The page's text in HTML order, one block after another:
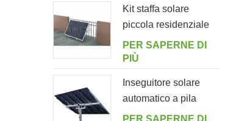
Kit staffa solare
piccola residenziale
per balcone
domestico
PER SAPERNE DI
PIÙ
Inseguitore solare
automatico a pila
singola con 10
PER SAPERNE DI